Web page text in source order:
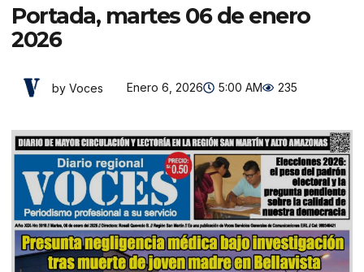
Portada, martes 06 de enero
2026
by Voces Enero 6, 2026 5:00 AM 235